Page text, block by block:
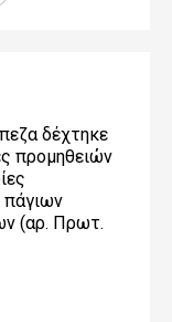
δέχτηκε
προμηθειών
πάγιων
(αρ. Πρωτ.